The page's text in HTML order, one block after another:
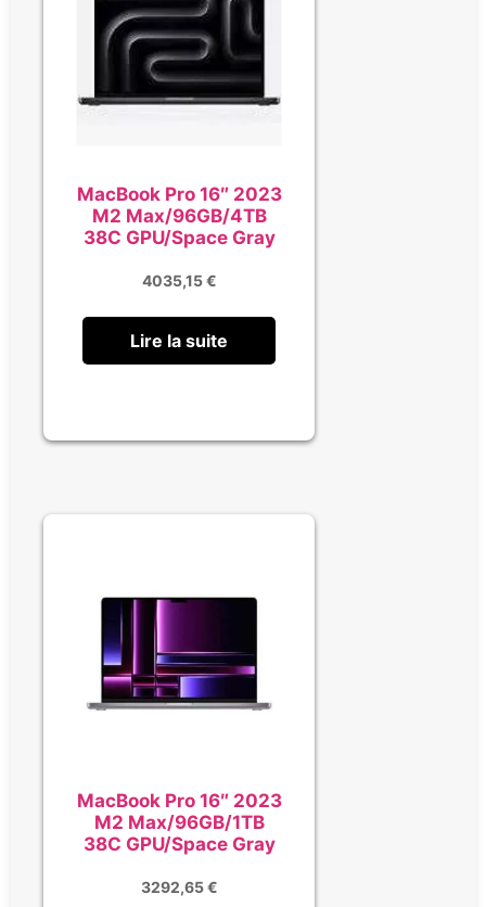
MacBook Pro 16″ 2023
M2 Max/96GB/4TB
38C GPU/Space Gray
4035,15€
Lire la suite
MacBook Pro 16″ 2023
M2 Max/96GB/1TB
38C GPU/Space Gray
3292,65€